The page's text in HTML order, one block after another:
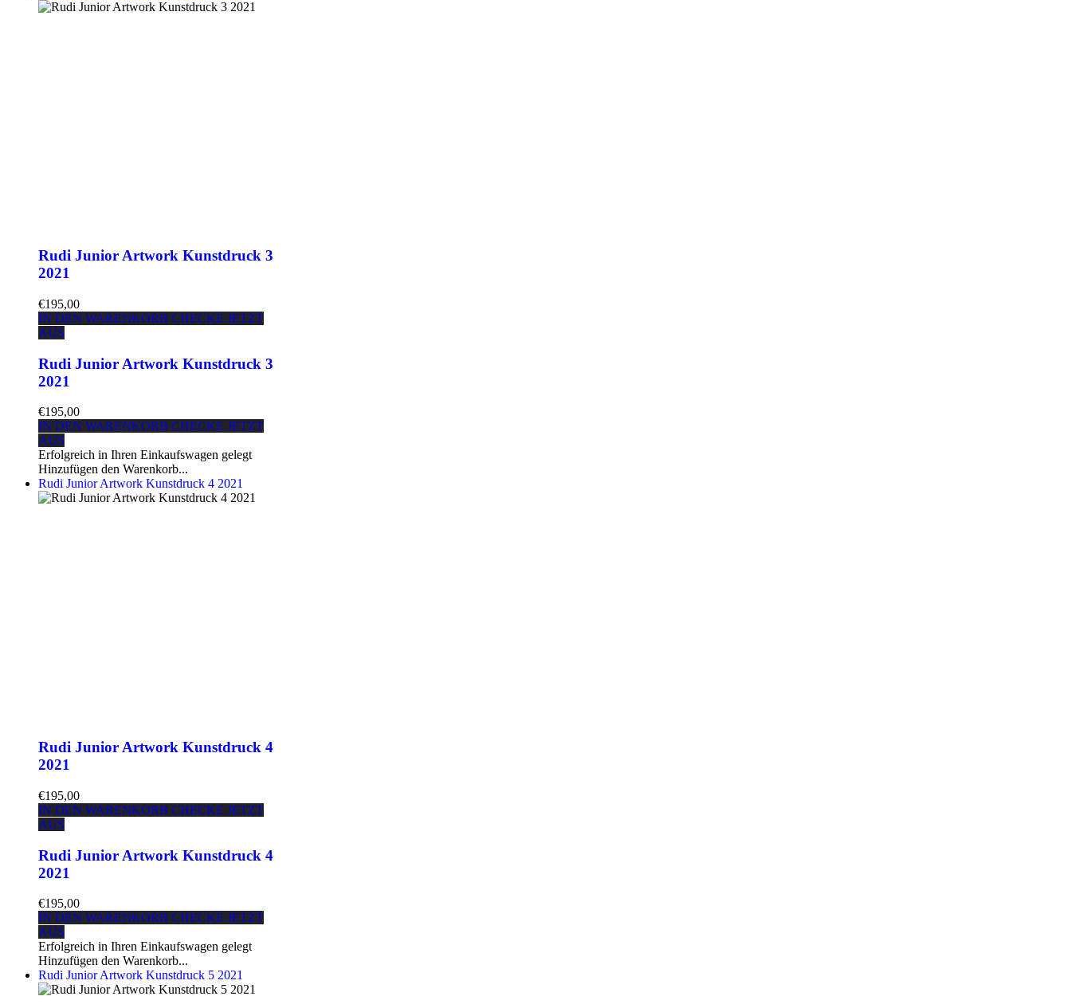
Rudi Junior Artwork Kunstdruck 3
2021
€195,00
IN DEN WARENKORB CHECKE JETZT
AUS
Rudi Junior Artwork Kunstdruck 3
2021
€195,00
IN DEN WARENKORB CHECKE JETZT
AUS
Erfolgreich in Ihren Einkaufswagen gelegt
Hinzufügen den Warenkorb...
Rudi Junior Artwork Kunstdruck 4 2021
Rudi Junior Artwork Kunstdruck 4
2021
€195,00
IN DEN WARENKORB CHECKE JETZT
AUS
Rudi Junior Artwork Kunstdruck 4
2021
€195,00
IN DEN WARENKORB CHECKE JETZT
AUS
Erfolgreich in Ihren Einkaufswagen gelegt
Hinzufügen den Warenkorb...
Rudi Junior Artwork Kunstdruck 5 2021